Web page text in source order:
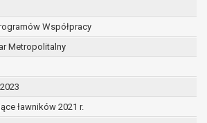
Współpracy
Metropolitalny
ławników 2021 r.
zgodę na przetwarzanie danych
osobowych, która jest podstawą
przetwarzania danych i nie ma innej
danych,
dane osobowe przetwarzane są
niezgodnie z prawem,